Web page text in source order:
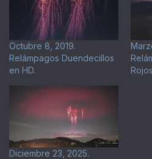
Octubre 8, 2019.
Relámpagos Duendecillos
en HD.
Diciembre 23, 2025.